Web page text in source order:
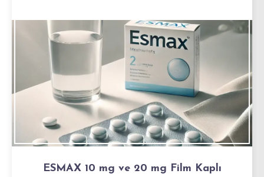
ESMAX 10 mg ve 20 mg Film Kaplı